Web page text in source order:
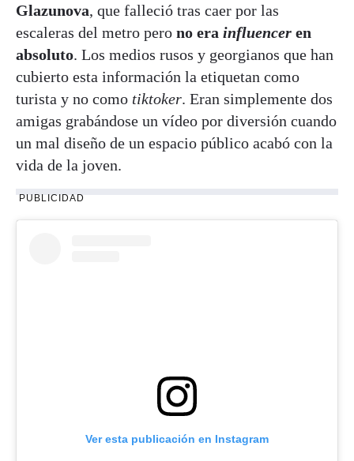
Glazunova, que falleció tras caer por las
escaleras del metro pero no era influencer en
absoluto. Los medios rusos y georgianos que han
cubierto esta información la etiquetan como
turista y no como tiktoker. Eran simplemente dos
amigas grabándose un vídeo por diversión cuando
un mal diseño de un espacio público acabó con la
vida de la joven.
PUBLICIDAD
Ver esta publicación en Instagram